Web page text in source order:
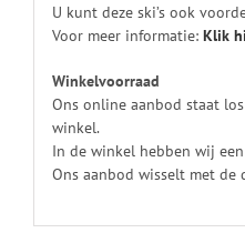
U kunt deze ski’s ook
Voor meer informatie: Klik
Winkelvoorraad
Ons online aanbod staat
winkel.
In de winkel hebben wij
Ons aanbod wisselt met de